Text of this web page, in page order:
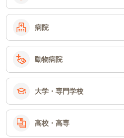
病院
動物病院
大学・専門学校
高校・高専